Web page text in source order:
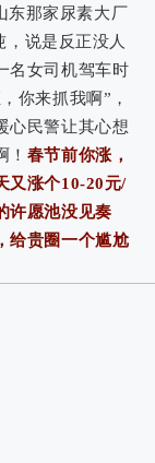
东那家尿素大厂
说是反正没人
名女司机驾车时
你来抓我啊”，
心民警让其心想
！ 春节前你涨，
又涨个10-20元/
许愿池没见奏
给贵圈一个尴尬